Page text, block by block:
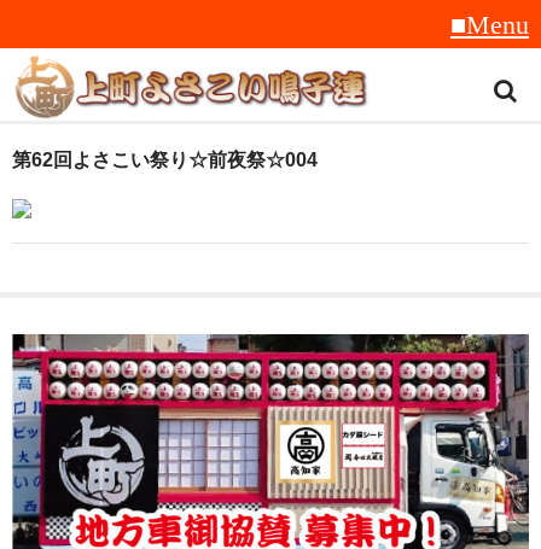
トップ
スタッフ紹介
音楽
衣装
地方車
グッズ
第62回よさこい祭り☆前夜祭☆004